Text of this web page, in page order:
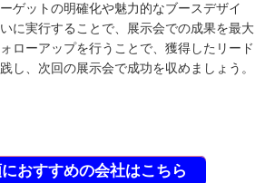
ゲットの明確化や魅力的なブースデザイ
に実行することで、展示会での成果を最大
ローアップを行うことで、獲得したリード
し、次回の展示会で成功を収めましょう。
おすすめの会社はこちら